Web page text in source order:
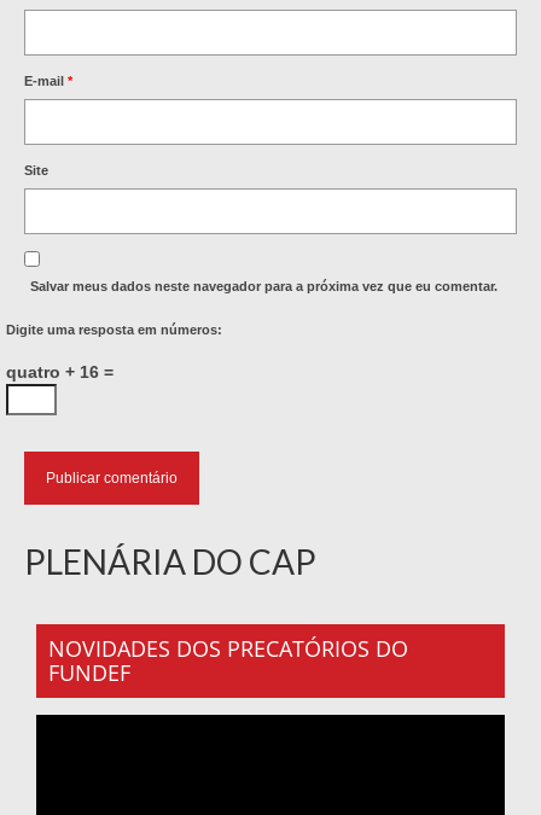
E-mail *
Site
Salvar meus dados neste navegador para a próxima vez que eu comentar.
Digite uma resposta em números:
quatro + 16 =
PLENÁRIA DO CAP
NOVIDADES DOS PRECATÓRIOS DO
FUNDEF